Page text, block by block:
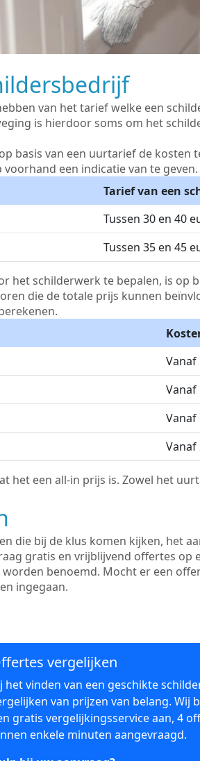
van het tarief welke een
is hierdoor soms om het
basis van een uurtarief de kosten
een indicatie van te geven.
Tarief van een
Tussen 30 en 40
Tussen 35 en 45
het schilderwerk te bepalen, is op
die de totale prijs kunnen
Vanaf
Vanaf
Vanaf
Vanaf
het een all-in prijs is. Zowel het
die bij de klus komen kijken, het
gratis en vrijblijvend offertes op
benoemd. Mocht er een
ingegaan.
vergelijken
het vinden van een geschikte
van prijzen van belang. Wij
gratis vergelijkingsservice aan, 4
enkele minuten aangevraagd.